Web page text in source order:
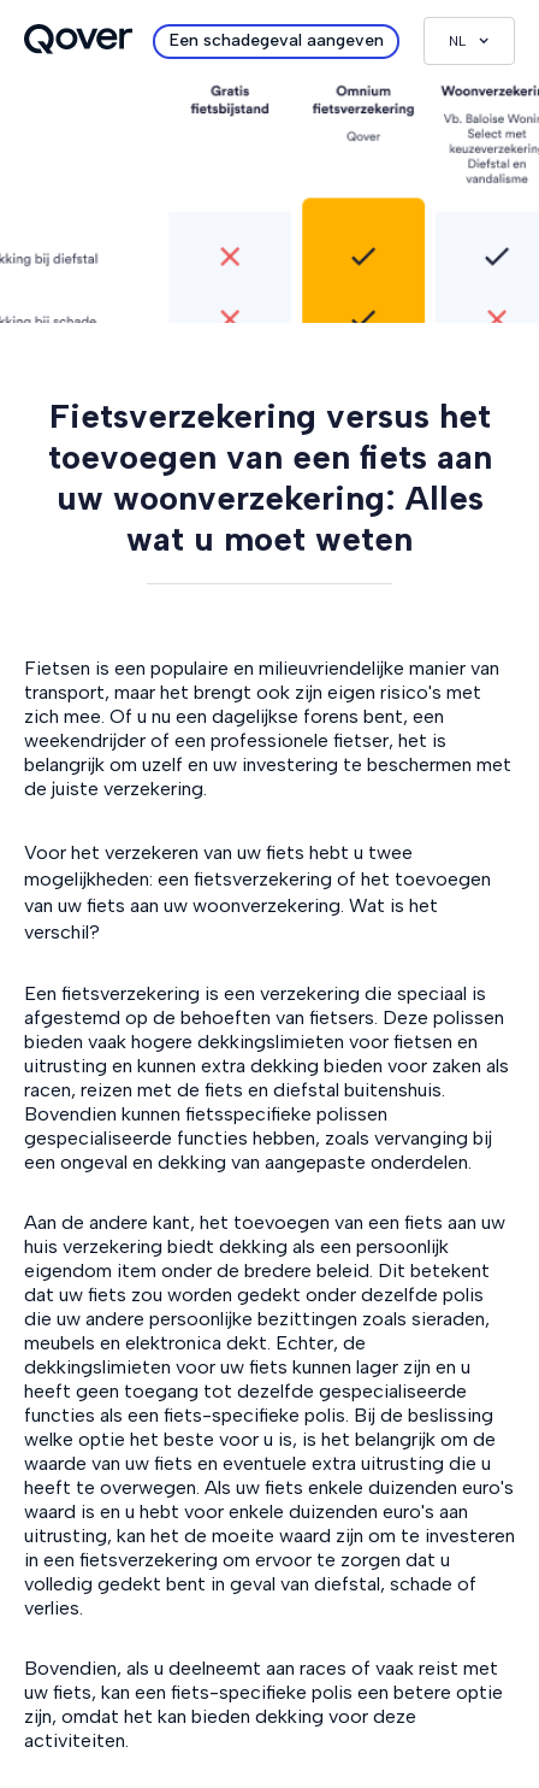
Een schadegeval aangeven NL
Fietsverzekering versus het
toevoegen van een fiets aan
uw woonverzekering: Alles
wat u moet weten
Fietsen is een populaire en milieuvriendelijke manier van
transport, maar het brengt ook zijn eigen risico's met
zich mee. Of u nu een dagelijkse forens bent, een
weekendrijder of een professionele fietser, het is
belangrijk om uzelf en uw investering te beschermen met
de juiste verzekering.
Voor het verzekeren van uw fiets hebt u twee
mogelijkheden: een fietsverzekering of het toevoegen
van uw fiets aan uw woonverzekering. Wat is het
verschil?
Een fietsverzekering is een verzekering die speciaal is
afgestemd op de behoeften van fietsers. Deze polissen
bieden vaak hogere dekkingslimieten voor fietsen en
uitrusting en kunnen extra dekking bieden voor zaken als
racen, reizen met de fiets en diefstal buitenshuis.
Bovendien kunnen fietsspecifieke polissen
gespecialiseerde functies hebben, zoals vervanging bij
een ongeval en dekking van aangepaste onderdelen.
Aan de andere kant, het toevoegen van een fiets aan uw
huis verzekering biedt dekking als een persoonlijk
eigendom item onder de bredere beleid. Dit betekent
dat uw fiets zou worden gedekt onder dezelfde polis
die uw andere persoonlijke bezittingen zoals sieraden,
meubels en elektronica dekt. Echter, de
dekkingslimieten voor uw fiets kunnen lager zijn en u
heeft geen toegang tot dezelfde gespecialiseerde
functies als een fiets-specifieke polis. Bij de beslissing
welke optie het beste voor u is, is het belangrijk om de
waarde van uw fiets en eventuele extra uitrusting die u
heeft te overwegen. Als uw fiets enkele duizenden euro's
waard is en u hebt voor enkele duizenden euro's aan
uitrusting, kan het de moeite waard zijn om te investeren
in een fietsverzekering om ervoor te zorgen dat u
volledig gedekt bent in geval van diefstal, schade of
verlies.
Bovendien, als u deelneemt aan races of vaak reist met
uw fiets, kan een fiets-specifieke polis een betere optie
zijn, omdat het kan bieden dekking voor deze
activiteiten.